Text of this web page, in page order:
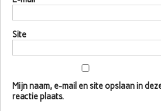
Site
Mijn naam, e-mail en site opslaan in
reactie plaats.